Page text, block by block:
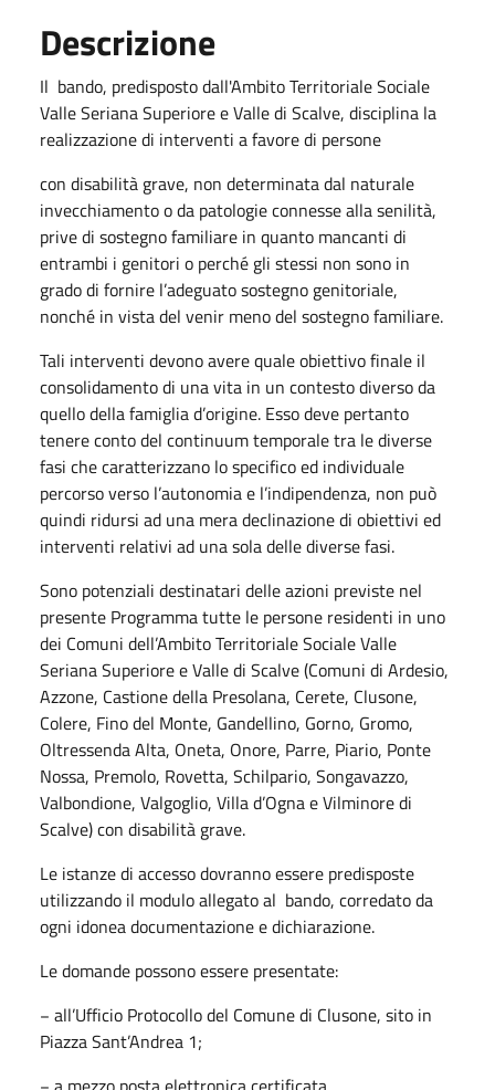
Descrizione
Il bando, predisposto dall'Ambito Territoriale Sociale
Valle Seriana Superiore e Valle di Scalve, disciplina la
realizzazione di interventi a favore di persone
con disabilità grave, non determinata dal naturale
invecchiamento o da patologie connesse alla senilità,
prive di sostegno familiare in quanto mancanti di
entrambi i genitori o perché gli stessi non sono in
grado di fornire l’adeguato sostegno genitoriale,
nonché in vista del venir meno del sostegno familiare.
Tali interventi devono avere quale obiettivo finale il
consolidamento di una vita in un contesto diverso da
quello della famiglia d’origine. Esso deve pertanto
tenere conto del continuum temporale tra le diverse
fasi che caratterizzano lo specifico ed individuale
percorso verso l’autonomia e l’indipendenza, non può
quindi ridursi ad una mera declinazione di obiettivi ed
interventi relativi ad una sola delle diverse fasi.
Sono potenziali destinatari delle azioni previste nel
presente Programma tutte le persone residenti in uno
dei Comuni dell’Ambito Territoriale Sociale Valle
Seriana Superiore e Valle di Scalve (Comuni di Ardesio,
Azzone, Castione della Presolana, Cerete, Clusone,
Colere, Fino del Monte, Gandellino, Gorno, Gromo,
Oltressenda Alta, Oneta, Onore, Parre, Piario, Ponte
Nossa, Premolo, Rovetta, Schilpario, Songavazzo,
Valbondione, Valgoglio, Villa d’Ogna e Vilminore di
Scalve) con disabilità grave.
Le istanze di accesso dovranno essere predisposte
utilizzando il modulo allegato al bando, corredato da
ogni idonea documentazione e dichiarazione.
Le domande possono essere presentate:
− all’Ufficio Protocollo del Comune di Clusone, sito in
Piazza Sant’Andrea 1;